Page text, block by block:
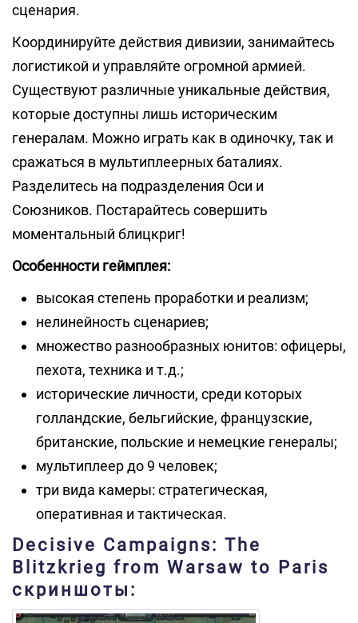
сценария.
Координируйте действия дивизии, занимайтесь
логистикой и управляйте огромной армией.
Существуют различные уникальные действия,
которые доступны лишь историческим
генералам. Можно играть как в одиночку, так и
сражаться в мультиплеерных баталиях.
Разделитесь на подразделения Оси и
Союзников. Постарайтесь совершить
моментальный блицкриг!
Особенности геймплея:
высокая степень проработки и реализм;
нелинейность сценариев;
множество разнообразных юнитов: офицеры,
пехота, техника и т.д.;
исторические личности, среди которых
голландские, бельгийские, французские,
британские, польские и немецкие генералы;
мультиплеер до 9 человек;
три вида камеры: стратегическая,
оперативная и тактическая.
Decisive Campaigns: The
Blitzkrieg from Warsaw to Paris
скриншоты: